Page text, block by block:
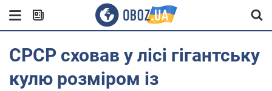
СРСР сховав у лісі гігантську
кулю розміром із